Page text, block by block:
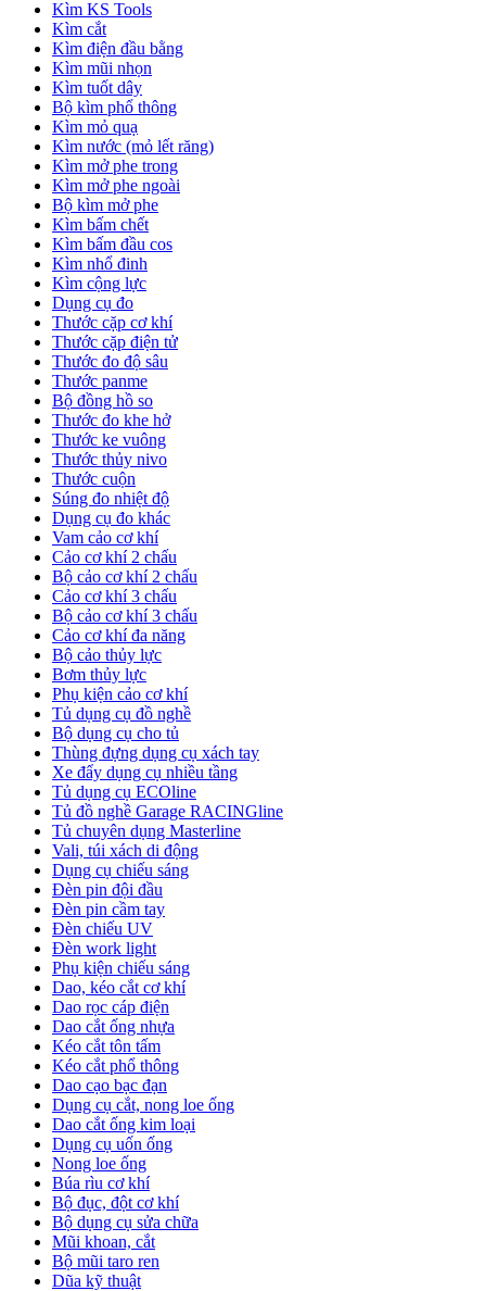
Kìm KS Tools
Kìm cắt
Kìm điện đầu bằng
Kìm mũi nhọn
Kìm tuốt dây
Bộ kìm phổ thông
Kìm mỏ quạ
Kìm nước (mỏ lết răng)
Kìm mở phe trong
Kìm mở phe ngoài
Bộ kìm mở phe
Kìm bấm chết
Kìm bấm đầu cos
Kìm nhổ đinh
Kìm cộng lực
Dụng cụ đo
Thước cặp cơ khí
Thước cặp điện tử
Thước đo độ sâu
Thước panme
Bộ đồng hồ so
Thước đo khe hở
Thước ke vuông
Thước thủy nivo
Thước cuộn
Súng đo nhiệt độ
Dụng cụ đo khác
Vam cảo cơ khí
Cảo cơ khí 2 chấu
Bộ cảo cơ khí 2 chấu
Cảo cơ khí 3 chấu
Bộ cảo cơ khí 3 chấu
Cảo cơ khí đa năng
Bộ cảo thủy lực
Bơm thủy lực
Phụ kiện cảo cơ khí
Tủ dụng cụ đồ nghề
Bộ dụng cụ cho tủ
Thùng đựng dụng cụ xách tay
Xe đẩy dụng cụ nhiều tầng
Tủ dụng cụ ECOline
Tủ đồ nghề Garage RACINGline
Tủ chuyên dụng Masterline
Vali, túi xách di động
Dụng cụ chiếu sáng
Đèn pin đội đầu
Đèn pin cầm tay
Đèn chiếu UV
Đèn work light
Phụ kiện chiếu sáng
Dao, kéo cắt cơ khí
Dao rọc cáp điện
Dao cắt ống nhựa
Kéo cắt tôn tấm
Kéo cắt phổ thông
Dao cạo bạc đạn
Dụng cụ cắt, nong loe ống
Dao cắt ống kim loại
Dụng cụ uốn ống
Nong loe ống
Búa rìu cơ khí
Bộ đục, đột cơ khí
Bộ dụng cụ sửa chữa
Mũi khoan, cắt
Bộ mũi taro ren
Dũa kỹ thuật